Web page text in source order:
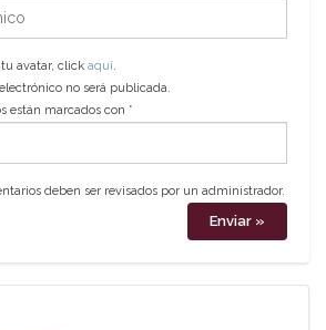
avatar, click aquí.
no será publicada.
están marcados con *
deben ser revisados por un administrador.